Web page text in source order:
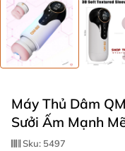
Máy Thủ Dâm
Sưởi Ấm Mạnh
Sku: 5497